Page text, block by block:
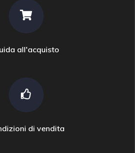
all'acquisto
di vendita